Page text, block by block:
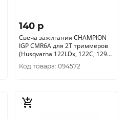
140 p
Свеча зажигания CHAMPION
IGP CMR6A для 2Т триммеров
(Husqvarna 122LDx, 122C, 129R,
129LK, T334FS), IGP
Код товара: 094572